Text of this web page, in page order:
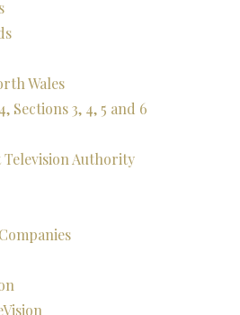
Wales
Sections 3, 4, 5 and 6
Authority